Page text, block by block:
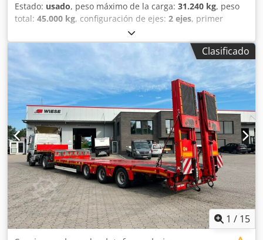
Estado: usado, peso máximo de la carga: 31.240 kg, peso
total: 45.000 kg, configuración de ejes: 2 ejes, primer
, próxima inspección (TÜV):
Equipamiento:ABS, Extracto del equipamiento: * Cuello de
cisne extensible con chasis principal externo: Cuello de
cisne extensible hidráulicamente con chasis principal
externo, con toma de dirección integrada y cilindros de
extensión operables individualmente. Cilindros hidráulicos
integrados y brazos de soporte para levantar y bajar la
plataforma (requiere montaje en el camión). Las
conexiones de las tuberías a la plataforma se montan en el
interior en el chasis principal, en la curvatura. * Perno de
rey: 2 pulgadas. * Soporte para pernos de acoplamiento. *
Escalera con barra de apoyo para un acceso seguro. *
Todos los válvulas y cajas de distribución son de fácil
acceso y están cubiertas con láminas de aluminio. * 1 par
de placas de base de plástico para la plataforma,
montadas lateralmente. * Acoplamiento hidráulico
múltiple para una desconexión sencilla de las tuberías
Clasificado
1 / 15